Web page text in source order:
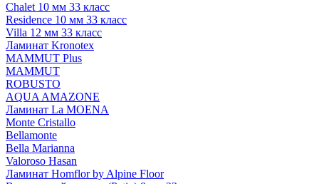
Chalet 10 мм 33 класс
Residence 10 мм 33 класс
Villa 12 мм 33 класс
Ламинат Kronotex
MAMMUT Plus
MAMMUT
ROBUSTO
AQUA AMAZONE
Ламинат La MOENA
Monte Cristallo
Bellamonte
Bella Marianna
Valoroso Hasan
Ламинат Homflor by Alpine Floor